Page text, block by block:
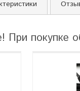
При покупке